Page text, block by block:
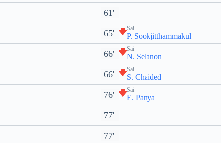
61'
65' Sai
P. Sookjitthammakul
66' Sai
N. Selanon
66' Sai
S. Chaided
76' Sai
E. Panya
77'
77'